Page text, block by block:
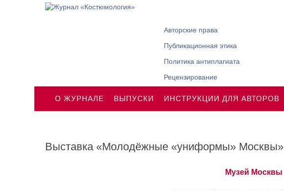
Авторские права
Публикационная этика
Политика антиплагиата
Рецензирование
О ЖУРНАЛЕ ВЫПУСКИ ИНСТРУКЦИИ ДЛЯ АВТОРОВ
Выставка «Молодёжные «униформы» Москвы»
Музей Москвы